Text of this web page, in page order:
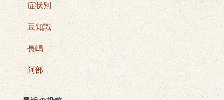
症状別
豆知識
長嶋
阿部